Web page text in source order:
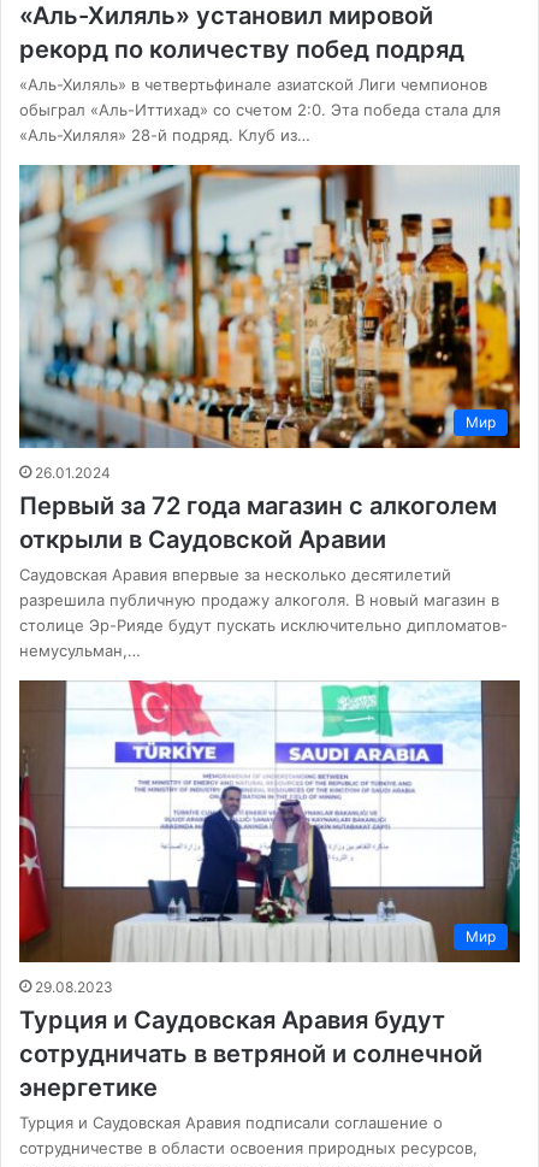
«Аль-Хиляль» установил мировой
рекорд по количеству побед подряд
«Аль-Хиляль» в четвертьфинале азиатской Лиги чемпионов
обыграл «Аль-Иттихад» со счетом 2:0. Эта победа стала для
«Аль-Хиляля» 28-й подряд. Клуб из…
Мир
26.01.2024
Первый за 72 года магазин с алкоголем
открыли в Саудовской Аравии
Саудовская Аравия впервые за несколько десятилетий
разрешила публичную продажу алкоголя. В новый магазин в
столице Эр-Рияде будут пускать исключительно дипломатов-
немусульман,…
Мир
29.08.2023
Турция и Саудовская Аравия будут
сотрудничать в ветряной и солнечной
энергетике
Турция и Саудовская Аравия подписали соглашение о
сотрудничестве в области освоения природных ресурсов,